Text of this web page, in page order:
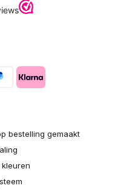
bestelling gemaakt